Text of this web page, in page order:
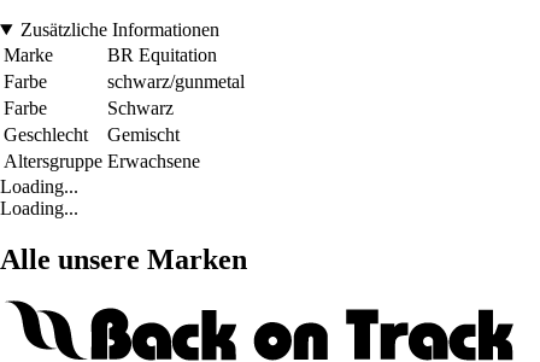
Zusätzliche Informationen
Marke
BR Equitation
Farbe
schwarz/gunmetal
Farbe
Schwarz
Geschlecht
Gemischt
Altersgruppe Erwachsene
Loading...
Loading...
Alle unsere Marken